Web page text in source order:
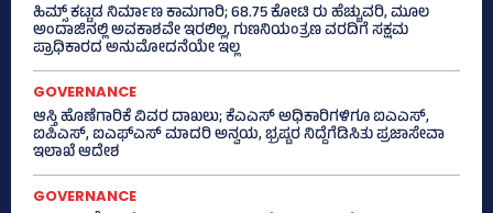
ಹಿಮ್ಸ್‌ ಕಟ್ಟಡ ನಿರ್ಮಾಣ ಕಾಮಗಾರಿ; 68.75 ಕೋಟಿ ರು ಹೆಚ್ಚುವರಿ, ಮೂಲ
ಅಂದಾಜಿನಲ್ಲಿ ಅವಕಾಶವೇ ಇರಲಿಲ್ಲ, ಗುಣನಿಯಂತ್ರಣ ವರದಿಗೆ ಸಕ್ಷಮ
ಪ್ರಾಧಿಕಾರದ ಅನುಮೋದನೆಯೇ ಇಲ್ಲ
GOVERNANCE
ಆಸ್ತಿ ಹೊಣೆಗಾರಿಕೆ ವಿವರ ದಾಖಲು; ಕೆಎಎಸ್ ಅಧಿಕಾರಿಗಳಿಗೂ ಐಎಎಸ್‌,
ಐಪಿಎಸ್‌, ಐಎಫ್‌ಎಸ್‌ ಮಾದರಿ ಅನ್ವಯ, ಭ್ರಷ್ಟರ ನಿದ್ದೆಗೆಡಿಸಿತು ಪ್ರಜಾಸೇವಾ
ಇಲಾಖೆ ಆದೇಶ
GOVERNANCE